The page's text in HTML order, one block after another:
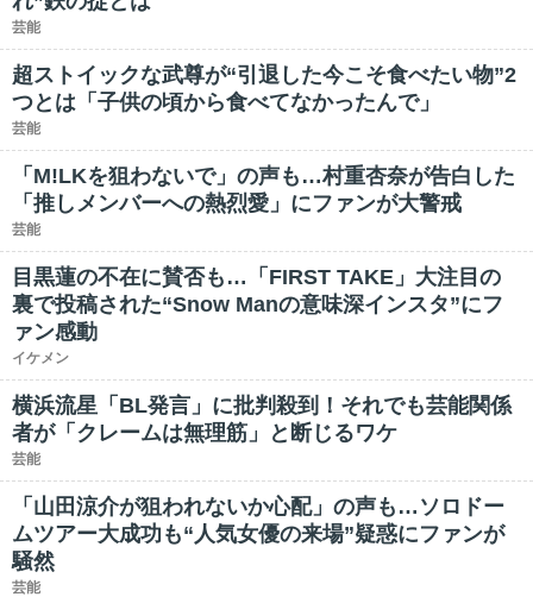
芸能
超ストイックな武尊が“引退した今こそ食べたい物”2
つとは「子供の頃から食べてなかったんで」
芸能
「M!LKを狙わないで」の声も…村重杏奈が告白した
「推しメンバーへの熱烈愛」にファンが大警戒
芸能
目黒蓮の不在に賛否も…「FIRST TAKE」大注目の
裏で投稿された“Snow Manの意味深インスタ”にフ
ァン感動
イケメン
横浜流星「BL発言」に批判殺到！それでも芸能関係
者が「クレームは無理筋」と断じるワケ
芸能
「山田涼介が狙われないか心配」の声も…ソロドー
ムツアー大成功も“人気女優の来場”疑惑にファンが
騒然
芸能